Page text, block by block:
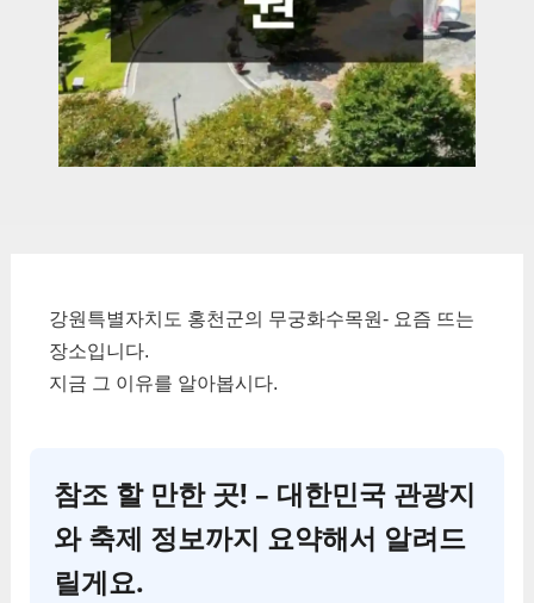
강원특별자치도 홍천군의 무궁화수목원- 요즘 뜨는
장소입니다.
지금 그 이유를 알아봅시다.
참조 할 만한 곳! – 대한민국 관광지
와 축제 정보까지 요약해서 알려드
릴게요.